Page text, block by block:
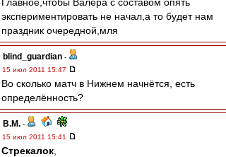
экспериментировать не начал,а то будет нам
праздник очередной,мля
blind_guardian -
15 июл 2011 15:47
Во сколько матч в Нижнем начнётся, есть
определённость?
В.М. -
15 июл 2011 15:41
Стрекалок